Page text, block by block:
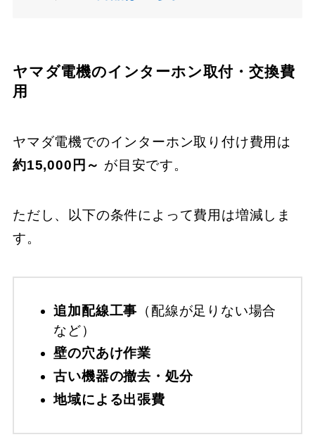
ヤマダ電機のインターホン取付・交換費
用
ヤマダ電機でのインターホン取り付け費用は
約15,000円～ が目安です。
ただし、以下の条件によって費用は増減しま
す。
追加配線工事 （配線が足りない場合
など）
壁の穴あけ作業
古い機器の撤去・処分
地域による出張費